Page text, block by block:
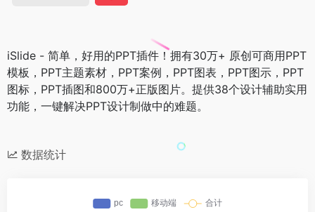
iSlide - 简单，好用的PPT插件！拥有30万+ 原创可商用PPT
模板，PPT主题素材，PPT案例，PPT图表，PPT图示，PPT
图标，PPT插图和800万+正版图片。提供38个设计辅助实用
功能，一键解决PPT设计制做中的难题。
数据统计